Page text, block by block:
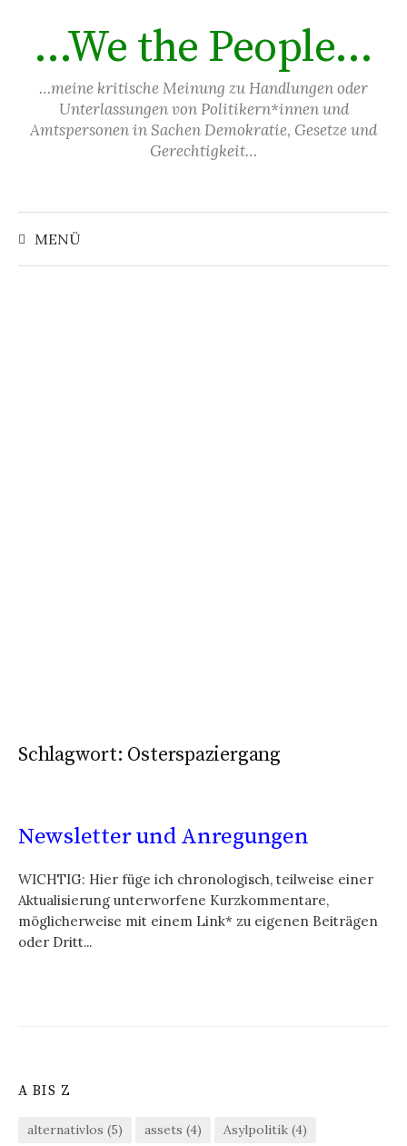
Inhalt
…We the People…
…meine kritische Meinung zu Handlungen oder
Unterlassungen von Politikern*innen und
Amtspersonen in Sachen Demokratie, Gesetze und
Gerechtigkeit…
MENÜ
Suchen
Schlagwort: Osterspaziergang
Newsletter und Anregungen
WICHTIG: Hier füge ich chronologisch, teilweise einer
Aktualisierung unterworfene Kurzkommentare,
möglicherweise mit einem Link* zu eigenen Beiträgen
oder Dritt...
A BIS Z
alternativlos (5) assets (4) Asylpolitik (4)